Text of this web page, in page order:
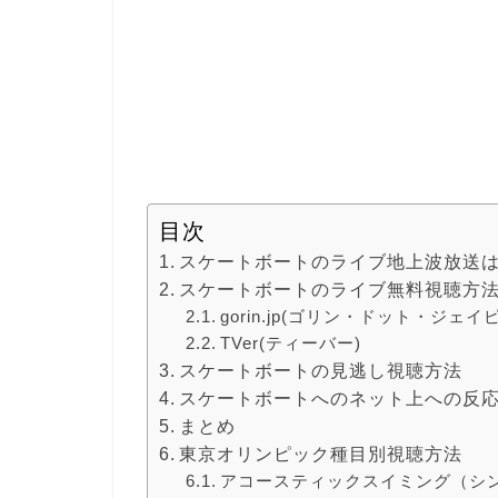
目次
スケートボートのライブ地上波放送は
スケートボートのライブ無料視聴方法
gorin.jp(ゴリン・ドット・ジェイ
TVer(ティーバー)
スケートボートの見逃し視聴方法
スケートボートへのネット上への反応
まとめ
東京オリンピック種目別視聴方法
アコースティックスイミング（シ